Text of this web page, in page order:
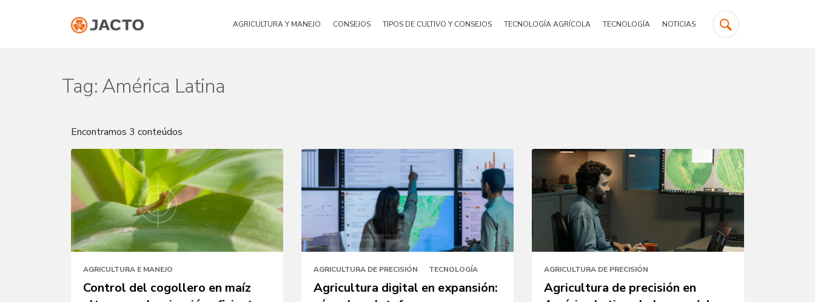
AGRICULTURA Y MANEJO CONSEJOS TIPOS DE CULTIVO Y CONSEJOS TECNOLOGÍA AGRÍCOLA TECNOLOGÍA NOTICIAS
Tag: América Latina
Encontramos 3 conteúdos
AGRICULTURA E MANEJO
Control del cogollero en maíz
AGRICULTURA DE PRECISIÓN TECNOLOGÍA
Agricultura digital en expansión:
AGRICULTURA DE PRECISIÓN
Agricultura de precisión en